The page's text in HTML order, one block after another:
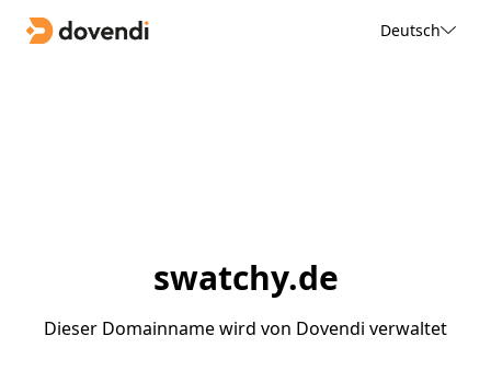
Deutsch
swatchy.de
Dieser Domainname wird von Dovendi verwaltet